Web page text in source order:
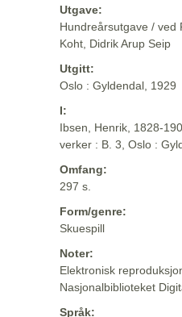
Utgave:
Hundreårsutgave / ved
Koht, Didrik Arup Seip
Utgitt:
Oslo : Gyldendal, 1929
I:
Ibsen, Henrik, 1828-
verker : B. 3, Oslo :
Omfang:
297 s.
Form/genre:
Skuespill
Noter:
Elektronisk
Nasjonalbiblioteket
Språk: